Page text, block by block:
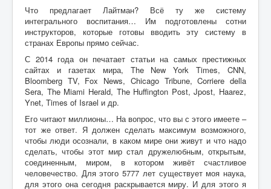
Что предлагает Лайтман? Всё ту же систему
интегрального воспитания… Им подготовлены сотни
инструкторов, которые готовы вводить эту систему в
странах Европы прямо сейчас.
С 2014 года он печатает статьи на самых престижных
сайтах и газетах мира, The New York Times, CNN,
Bloomberg TV, Fox News, Chicago Tribune, Corriere della
Sera, The Miami Herald, The Huffington Post, Jpost, Haarez,
Ynet, Times of Israel и др.
Его читают миллионы… На вопрос, что вы с этого имеете –
тот же ответ. Я должен сделать максимум возможного,
чтобы люди осознали, в каком мире они живут и что надо
сделать, чтобы этот мир стал дружелюбным, открытым,
соединенным, миром, в котором живёт счастливое
человечество. Для этого 5777 лет существует моя наука,
для этого она сегодня раскрывается миру. И для этого я